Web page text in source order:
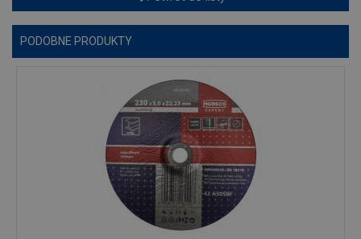
PODOBNE PRODUKTY